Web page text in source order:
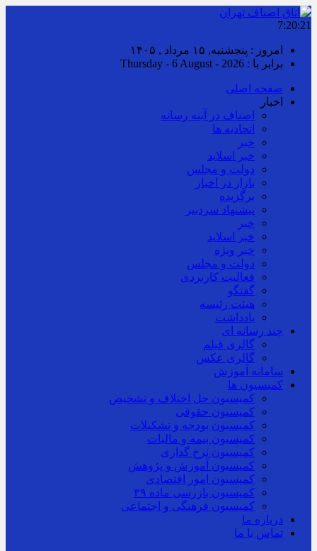
7:20:22
امروز : پنجشنبه, ۱۵ مرداد , ۱۴۰۵
برابر با : Thursday - 6 August - 2026
صفحه اصلی
اخبار
اصناف در آینه رسانه
اتحادیه ها
خبر
خبر اسلايد
دولت و مجلس
بازار در اخبار
برگزیده
پیشنهاد سردبیر
خبر
خبر اسلايد
خبر ویژه
دولت و مجلس
فعالیت کاربردی
گفتگو
هیئت رئیسه
یادداشت
چند رسانه ای
گالری فیلم
گالری عکس
سامانه آموزش
کمیسیون ها
کمیسیون حل اختلاف و تشخیص
کمیسیون حقوقی
کمیسیون بودجه و تشکیلات
کمیسیون بیمه و مالیات
کمیسیون نرخ گذاری
کمیسیون آموزش و پژوهش
کمیسیون امور اقتصادی
کمیسیون بازرسی ماده ۳۹
کمیسیون فرهنگی و اجتماعی
درباره ما
تماس با ما